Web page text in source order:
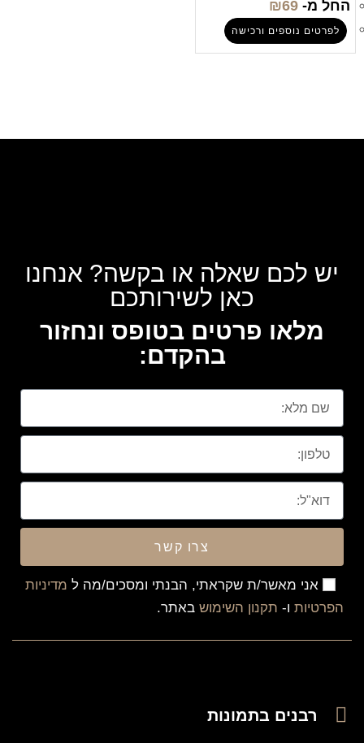
החל מ- ₪69
לפרטים נוספים ורכישה
יש לכם שאלה או בקשה? אנחנו
כאן לשירותכם
מלאו פרטים בטופס ונחזור
בהקדם:
אני מאשר/ת שקראתי, הבנתי ומסכים/מה ל מדיניות
הפרטיות ו- תקנון השימוש באתר.
צרו קשר
רבנים בתמונות